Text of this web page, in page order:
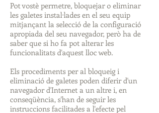
Pot vostè permetre, bloquejar o eliminar
les galetes instal·lades en el seu equip
mitjançant la selecció de la configuració
apropiada del seu navegador, però ha de
saber que si ho fa pot alterar les
funcionalitats d'aquest lloc web.
Els procediments per al bloqueig i
eliminació de galetes poden diferir d'un
navegador d'Internet a un altre i, en
conseqüència, s'han de seguir les
instruccions facilitades a l'efecte pel